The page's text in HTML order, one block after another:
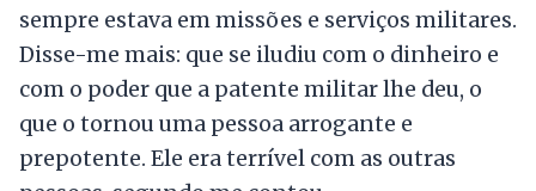
sempre estava em missões e serviços militares.
Disse-me mais: que se iludiu com o dinheiro e
com o poder que a patente militar lhe deu, o
que o tornou uma pessoa arrogante e
prepotente. Ele era terrível com as outras